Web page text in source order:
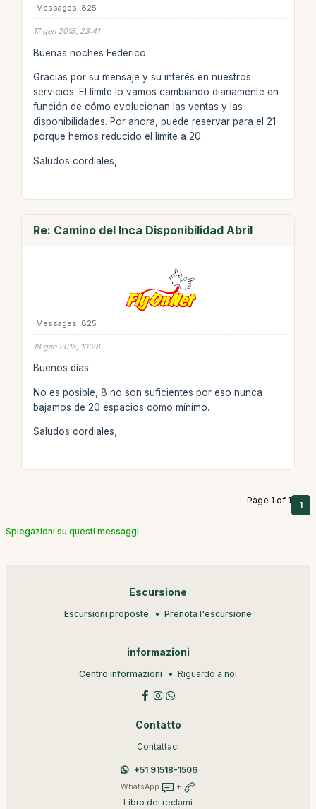
Messages: 825
17 gen 2015, 23:41
Buenas noches Federico:
Gracias por su mensaje y su interés en nuestros
servicios. El límite lo vamos cambiando diariamente en
función de cómo evolucionan las ventas y las
disponibilidades. Por ahora, puede reservar para el 21
porque hemos reducido el límite a 20.
Saludos cordiales,
Re: Camino del Inca Disponibilidad Abril
Messages: 825
18 gen 2015, 10:28
Buenos días:
No es posible, 8 no son suficientes por eso nunca
bajamos de 20 espacios como mínimo.
Saludos cordiales,
Page 1 of 1 1
Spiegazioni su questi messaggi.
Escursione
Escursioni proposte Prenota l'escursione
informazioni
Centro informazioni Riguardo a noi
Contatto
Contattaci
+51 91518-1506
WhatsApp +
Libro dei reclami